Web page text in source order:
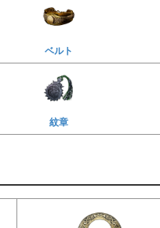
ベルト
紋章